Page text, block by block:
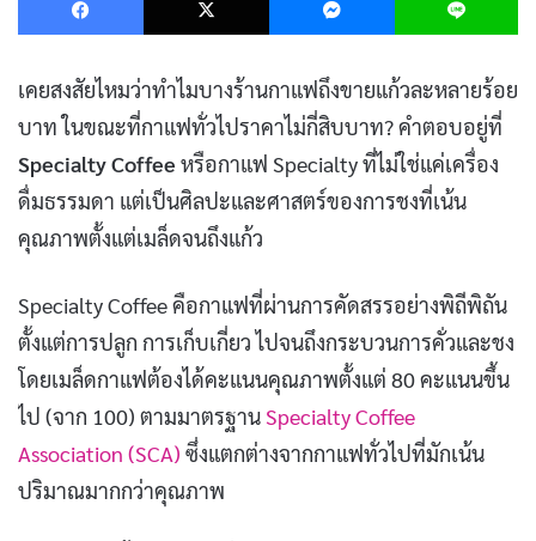
เคยสงสัยไหมว่าทำไมบางร้านกาแฟถึงขายแก้วละหลายร้อย
บาท ในขณะที่กาแฟทั่วไปราคาไม่กี่สิบบาท? คำตอบอยู่ที่
Specialty Coffee หรือกาแฟ Specialty ที่ไม่ใช่แค่เครื่อง
ดื่มธรรมดา แต่เป็นศิลปะและศาสตร์ของการชงที่เน้น
คุณภาพตั้งแต่เมล็ดจนถึงแก้ว
Specialty Coffee คือกาแฟที่ผ่านการคัดสรรอย่างพิถีพิถัน
ตั้งแต่การปลูก การเก็บเกี่ยว ไปจนถึงกระบวนการคั่วและชง
โดยเมล็ดกาแฟต้องได้คะแนนคุณภาพตั้งแต่ 80 คะแนนขึ้น
ไป (จาก 100) ตามมาตรฐาน Specialty Coffee
Association (SCA) ซึ่งแตกต่างจากกาแฟทั่วไปที่มักเน้น
ปริมาณมากกว่าคุณภาพ